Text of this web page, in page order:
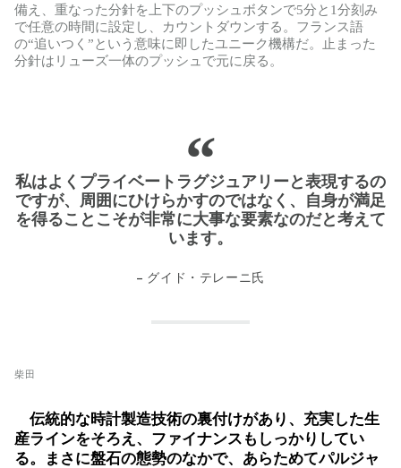
備え、重なった分針を上下のプッシュボタンで5分と1分刻み
で任意の時間に設定し、カウントダウンする。フランス語
の“追いつく”という意味に即したユニーク機構だ。止まった
分針はリューズ一体のプッシュで元に戻る。
私はよくプライベートラグジュアリーと表現するの
ですが、周囲にひけらかすのではなく、自身が満足
を得ることこそが非常に大事な要素なのだと考えて
います。
– グイド・テレーニ氏
柴田
伝統的な時計製造技術の裏付けがあり、充実した生
産ラインをそろえ、ファイナンスもしっかりしてい
る。まさに盤石の態勢のなかで、あらためてパルジャ